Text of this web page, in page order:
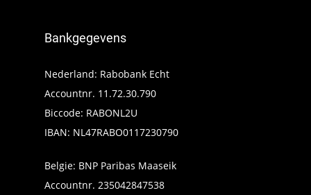
Bankgegevens
Nederland: Rabobank Echt
Accountnr. 11.72.30.790
Biccode: RABONL2U
IBAN: NL47RABO0117230790
Belgie: BNP Paribas Maaseik
Accountnr. 235042847538